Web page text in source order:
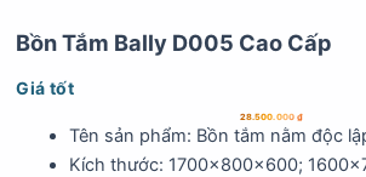
Bồn Tắm Bally D005 Cao Cấp
Giá tốt
28.500.000 ₫
Tên sản phẩm: Bồn tắm nằm độc
Kích thước: 1700x800x600;